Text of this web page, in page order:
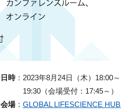
日時： 2023年8月24日（木）18:00～
19:30（会場受付：17:45～）
会場： GLOBAL LIFESCIENCE HUB